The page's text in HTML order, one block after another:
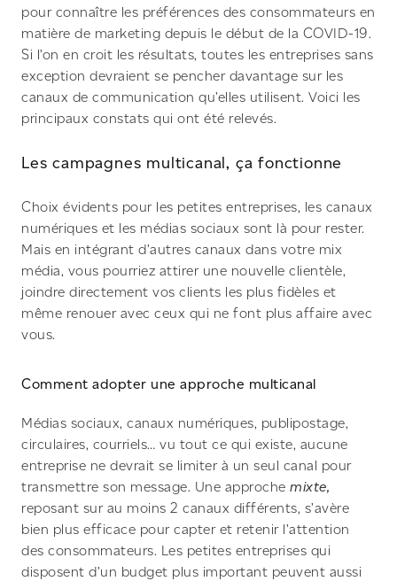
pour connaître les préférences des consommateurs en
matière de marketing depuis le début de la COVID-19.
Si l’on en croit les résultats, toutes les entreprises sans
exception devraient se pencher davantage sur les
canaux de communication qu’elles utilisent. Voici les
principaux constats qui ont été relevés.
Les campagnes multicanal, ça fonctionne
Choix évidents pour les petites entreprises, les canaux
numériques et les médias sociaux sont là pour rester.
Mais en intégrant d’autres canaux dans votre mix
média, vous pourriez attirer une nouvelle clientèle,
joindre directement vos clients les plus fidèles et
même renouer avec ceux qui ne font plus affaire avec
vous.
Comment adopter une approche multicanal
Médias sociaux, canaux numériques, publipostage,
circulaires, courriels… vu tout ce qui existe, aucune
entreprise ne devrait se limiter à un seul canal pour
transmettre son message. Une approche mixte,
reposant sur au moins 2 canaux différents, s’avère
bien plus efficace pour capter et retenir l’attention
des consommateurs. Les petites entreprises qui
disposent d’un budget plus important peuvent aussi